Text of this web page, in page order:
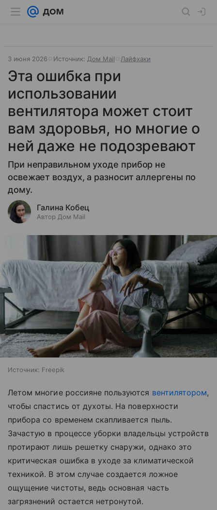
3 июня 2026 Источник: Дом Mail Лайфхаки
Эта ошибка при
использовании
вентилятора может стоит
вам здоровья, но многие о
ней даже не подозревают
При неправильном уходе прибор не
освежает воздух, а разносит аллергены по
дому.
Галина Кобец
Автор Дом Mail
Источник: Freepik
Летом многие россияне пользуются вентилятором,
чтобы спастись от духоты. На поверхности
прибора со временем скапливается пыль.
Зачастую в процессе уборки владельцы устройств
протирают лишь решетку снаружи, однако это
критическая ошибка в уходе за климатической
техникой. В этом случае создается ложное
ощущение чистоты, ведь основная часть
загрязнений остается нетронутой.